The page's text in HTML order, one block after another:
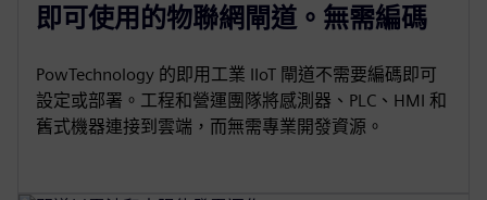
即可使用的物聯網閘道。無需編碼
PowTechnology 的即用工業 IIoT 閘道不需要編碼即可
設定或部署。工程和營運團隊將感測器、PLC、HMI 和
舊式機器連接到雲端，而無需專業開發資源。